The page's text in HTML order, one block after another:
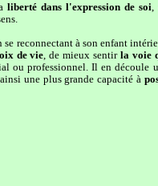
liberté dans l'expression de soi
reconnectant à son enfant
de vie , de mieux sentirla voie
ou professionnel. Il en découle
une plus grande capacité à